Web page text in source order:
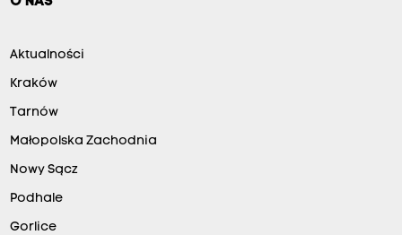
Aktualności
Kraków
Tarnów
Małopolska Zachodnia
Nowy Sącz
Podhale
Gorlice